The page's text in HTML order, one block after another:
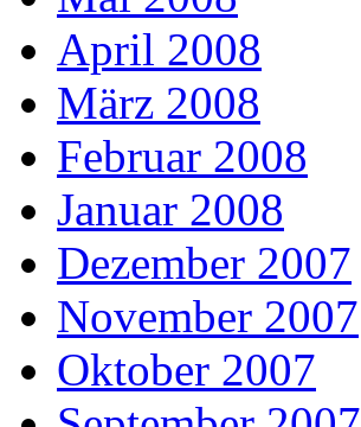
April 2008
März 2008
Februar 2008
Januar 2008
Dezember 2007
November 2007
Oktober 2007